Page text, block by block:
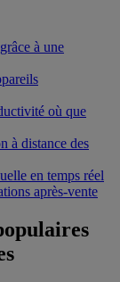
à une
où que
à distance des
en temps réel
après-vente